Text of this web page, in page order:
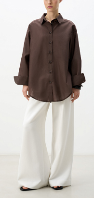
Добавить в корзину
M